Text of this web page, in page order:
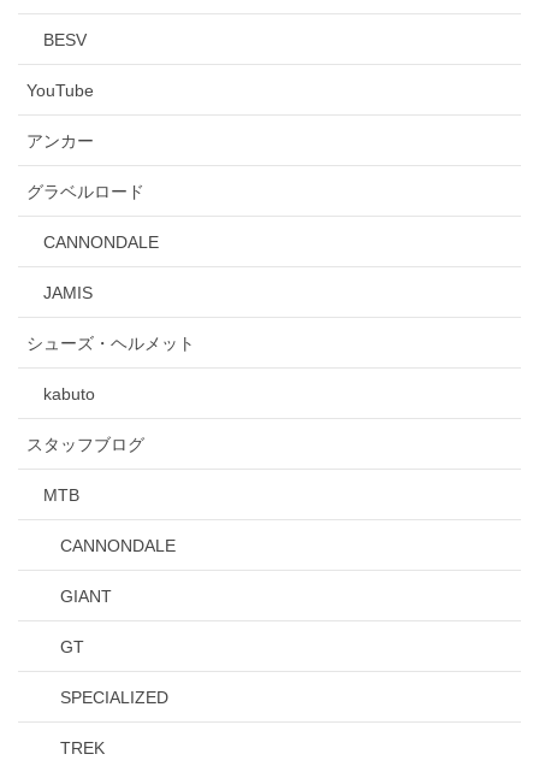
BESV
YouTube
アンカー
グラベルロード
CANNONDALE
JAMIS
シューズ・ヘルメット
kabuto
スタッフブログ
MTB
CANNONDALE
GIANT
GT
SPECIALIZED
TREK